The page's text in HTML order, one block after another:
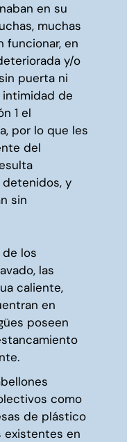
en su
muchas
funcionar, en
y/o
puerta ni
intimidad de
1 el
por lo que les
del
y
sin
los
las
caliente,
en
poseen
como
de plástico
existentes en